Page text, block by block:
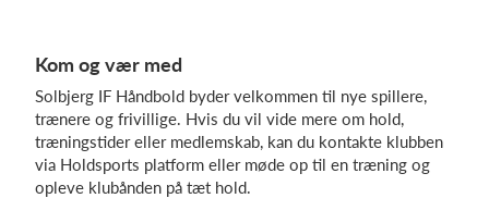
Kom og vær med
Solbjerg IF Håndbold byder velkommen til nye spillere,
trænere og frivillige. Hvis du vil vide mere om hold,
træningstider eller medlemskab, kan du kontakte klubben
via Holdsports platform eller møde op til en træning og
opleve klubånden på tæt hold.